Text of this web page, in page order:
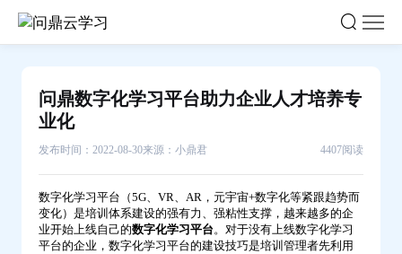
问鼎数字化学习平台助力企业人才培养专
业化
发布时间：2022-08-30来源：小鼎君 4407阅读
数字化学习平台（5G、VR、AR，元宇宙+数字化等紧跟趋势而
变化）是培训体系建设的强有力、强粘性支撑，越来越多的企
业开始上线自己的数字化学习平台。对于没有上线数字化学习
平台的企业，数字化学习平台的建设技巧是培训管理者先利用